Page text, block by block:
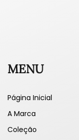
MENU
Página Inicial
A Marca
Coleção